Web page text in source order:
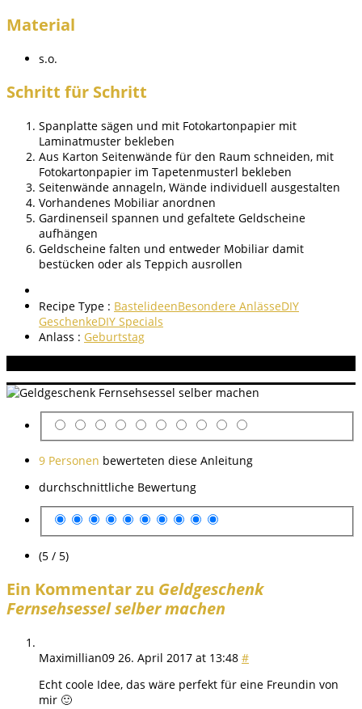
Material
s.o.
Schritt für Schritt
Spanplatte sägen und mit Fotokartonpapier mit
Laminatmuster bekleben
Aus Karton Seitenwände für den Raum schneiden, mit
Fotokartonpapier im Tapetenmusterl bekleben
Seitenwände annageln, Wände individuell ausgestalten
Vorhandenes Mobiliar anordnen
Gardinenseil spannen und gefaltete Geldscheine
aufhängen
Geldscheine falten und entweder Mobiliar damit
bestücken oder als Teppich ausrollen
Recipe Type : BastelideenBesondere AnlässeDIY
GeschenkeDIY Specials
Anlass : Geburtstag
9 Personen bewerteten diese Anleitung
durchschnittliche Bewertung
(5 / 5)
Ein Kommentar zu Geldgeschenk
Fernsehsessel selber machen
Maximillian09 26. April 2017 at 13:48 #
Echt coole Idee, das wäre perfekt für eine Freundin von
mir 🙂